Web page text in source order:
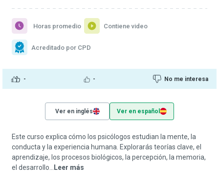
- - No me interesa
Horas promedio Contiene video
Acreditado por CPD
Ver en inglés Ver en español
Este curso explica cómo los psicólogos estudian la mente, la
conducta y la experiencia humana. Explorarás teorías clave, el
aprendizaje, los procesos biológicos, la percepción, la memoria,
el desarrollo...
Leer más